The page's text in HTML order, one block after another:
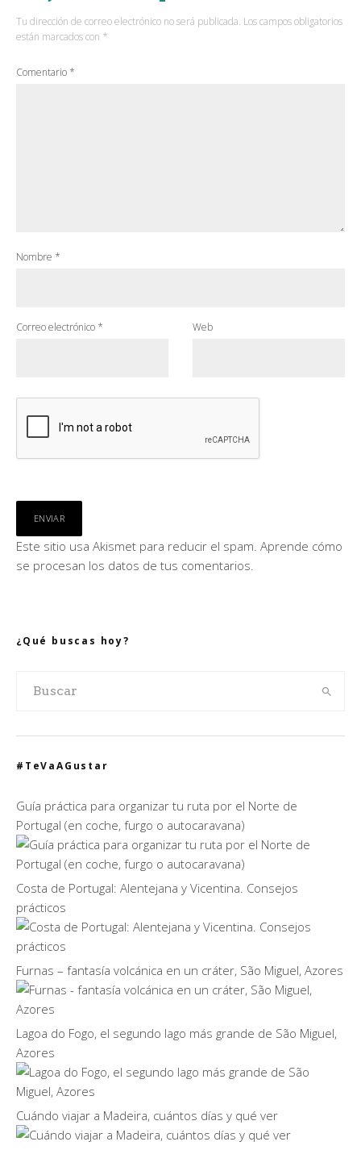
Tu dirección de correo electrónico no será publicada. Los campos obligatorios
están marcados con *
Comentario *
Nombre *
Correo electrónico * Web
Este sitio usa Akismet para reducir el spam. Aprende cómo
se procesan los datos de tus comentarios.
¿Qué buscas hoy?
#TeVaAGustar
Guía práctica para organizar tu ruta por el Norte de
Portugal (en coche, furgo o autocaravana)
Costa de Portugal: Alentejana y Vicentina. Consejos
prácticos
Furnas – fantasía volcánica en un cráter, São Miguel, Azores
Lagoa do Fogo, el segundo lago más grande de São Miguel,
Azores
Cuándo viajar a Madeira, cuántos días y qué ver